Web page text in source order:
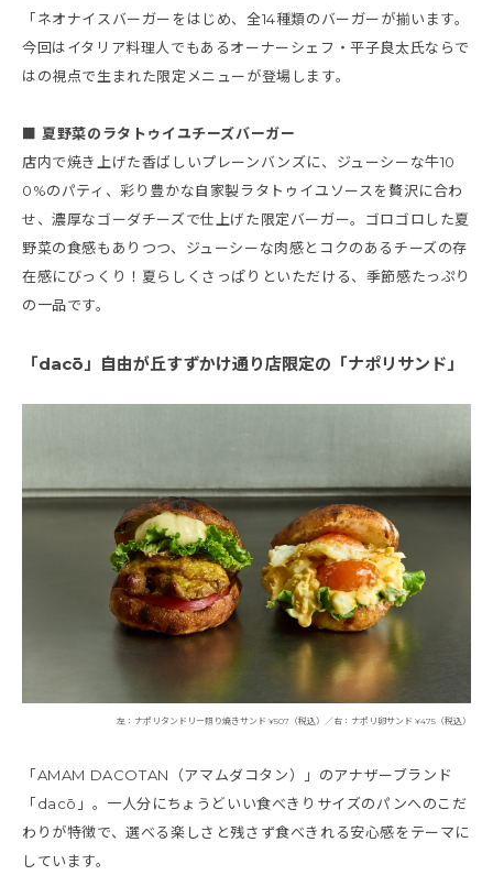
「ネオナイスバーガーをはじめ、全14種類のバーガーが揃います。
今回はイタリア料理人でもあるオーナーシェフ・平子良太氏ならで
はの視点で生まれた限定メニューが登場します。
■ 夏野菜のラタトゥイユチーズバーガー
店内で焼き上げた香ばしいプレーンバンズに、ジューシーな牛10
0%のパティ、彩り豊かな自家製ラタトゥイユソースを贅沢に合わ
せ、濃厚なゴーダチーズで仕上げた限定バーガー。ゴロゴロした夏
野菜の食感もありつつ、ジューシーな肉感とコクのあるチーズの存
在感にびっくり！夏らしくさっぱりといただける、季節感たっぷり
の一品です。
「dacō」自由が丘すずかけ通り店限定の「ナポリサンド」
左：ナポリタンドリー照り焼きサンド ¥507（税込）／右：ナポリ卵サンド ¥475（税込）
「AMAM DACOTAN（アマムダコタン）」のアナザーブランド
「dacō」。一人分にちょうどいい食べきりサイズのパンへのこだ
わりが特徴で、選べる楽しさと残さず食べきれる安心感をテーマに
しています。